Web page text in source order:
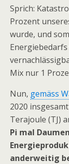
Sprich:
Prozent
wurde, und
Mix nur 1
Nun, gemäss
2020
Terajoule (TJ)
Pi mal
anderweitig